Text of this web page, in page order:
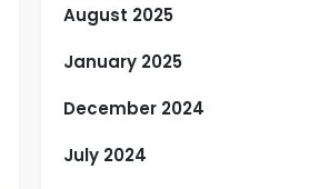
August 2025
January 2025
December 2024
July 2024